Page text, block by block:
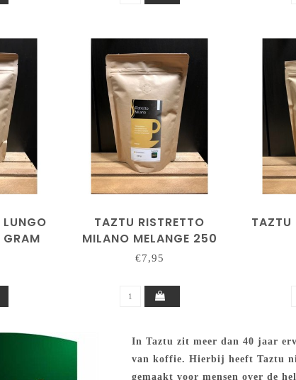
TAZTU RISTRETTO
MILANO MELANGE 250
GRAM
€7,95
TAZTU
In Taztu zit meer dan 40 jaar
van koffie. Hierbij heeft Taztu
gemaakt voor mensen over de